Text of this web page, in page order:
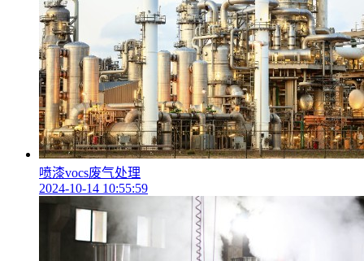
喷漆vocs废气处理
2024-10-14 10:55:59